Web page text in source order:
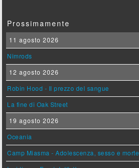
Prossimamente
11 agosto 2026
Nimrods
12 agosto 2026
Robin Hood - Il prezzo del sangue
La fine di Oak Street
19 agosto 2026
Oceania
Camp Miasma - Adolescenza, sesso e morte